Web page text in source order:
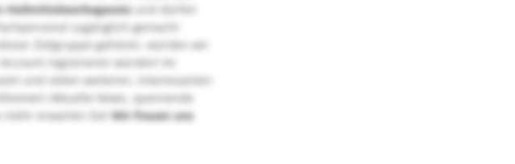
Heilmittelwerbegesetzund dürfen
zugänglich gemacht
Zielgruppe gehören, würden wir
registrieren würden! Im
und vielen weiteren, interessanten
Aktuelle News, spannende
erwarten Sie! Wir freuen uns